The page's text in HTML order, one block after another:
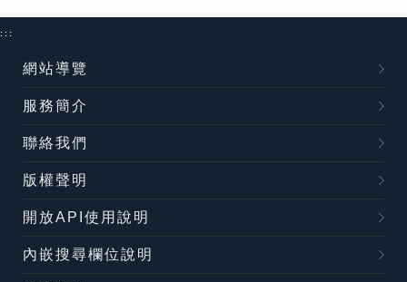
:::
網站導覽
服務簡介
聯絡我們
版權聲明
開放API使用說明
內嵌搜尋欄位說明